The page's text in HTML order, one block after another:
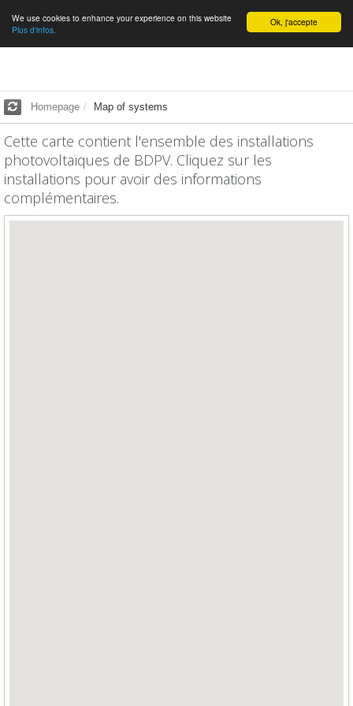
English Ok, j'accepte
We use cookies to enhance your experience on this website
Plus d'infos.
Homepage Map of systems
Cette carte contient l'ensemble des installations
photovoltaïques de BDPV. Cliquez sur les
installations pour avoir des informations
complémentaires.